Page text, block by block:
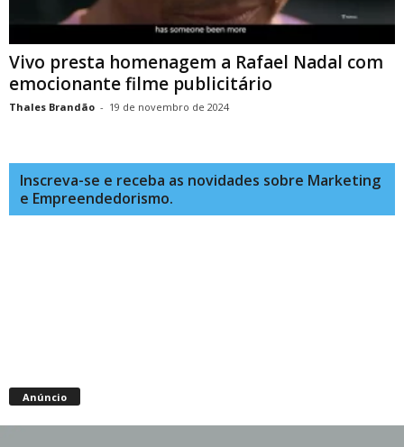
Vivo presta homenagem a Rafael Nadal com
emocionante filme publicitário
Thales Brandão - 19 de novembro de 2024
Inscreva-se e receba as novidades sobre Marketing
e Empreendedorismo.
Anúncio